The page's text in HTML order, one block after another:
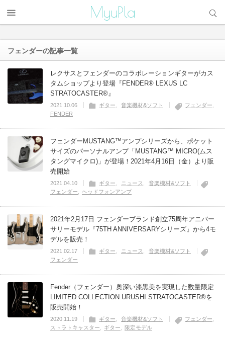
MyuPla
フェンダーの記事一覧
レクサスとフェンダーのコラボレーションギターがカス
タムショップより登場『FENDER® LEXUS LC
STRATOCASTER®』
2021.10.06 ギター 音楽機材&ソフト
フェンダー
FENDER
フェンダーMUSTANG™アンプシリーズから、ポケット
サイズのパーソナルアンプ「MUSTANG™ MICRO(ムス
タングマイクロ)」が登場！2021年4月16日（金）より販
売開始
2021.04.10 ギター ニュース
音楽機材&ソフト
フェンダー
ヘッドフォンアンプ
2021年2月17日 フェンダーブランド創立75周年アニバー
サリーモデル『75TH ANNIVERSARYシリーズ』から4モ
デルを販売！
2021.02.17 ギター ニュース
音楽機材&ソフト
フェンダー
Fender（フェンダー）奥深い漆黒美を実現した数量限定
LIMITED COLLECTION URUSHI STRATOCASTER®を
販売開始！
2020.11.19 ギター 音楽機材&ソフト
フェンダー
ストラトキャスター
ギター 限定モデル